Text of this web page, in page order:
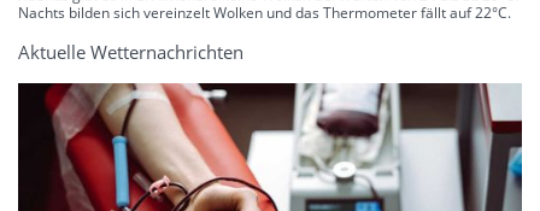
Nachts bilden sich vereinzelt Wolken und das Thermometer fällt auf 22°C.
Aktuelle Wetternachrichten